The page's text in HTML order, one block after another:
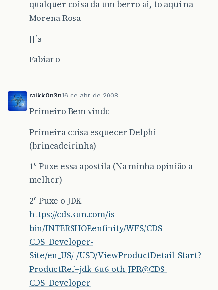
qualquer coisa da um berro ai, to aqui na
Morena Rosa
[]´s
Fabiano
raikk0n3n16 de abr. de 2008
Primeiro Bem vindo
Primeira coisa esquecer Delphi
(brincadeirinha)
1º Puxe essa apostila (Na minha opinião a
melhor)
2º Puxe o JDK
https://cds.sun.com/is-
bin/INTERSHOP.enfinity/WFS/CDS-
CDS_Developer-
Site/en_US/-/USD/ViewProductDetail-Start?
ProductRef=jdk-6u6-oth-JPR@CDS-
CDS_Developer